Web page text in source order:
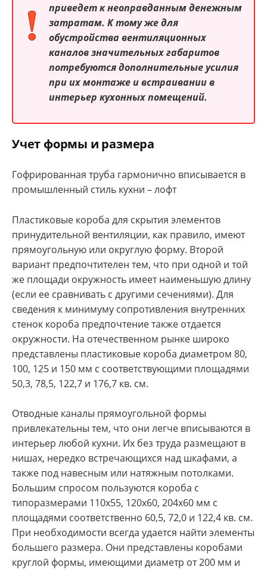
приведет к неоправданным денежным
затратам. К тому же для
обустройства вентиляционных
каналов значительных габаритов
потребуются дополнительные усилия
при их монтаже и встраивании в
интерьер кухонных помещений.
Учет формы и размера
Гофрированная труба гармонично вписывается в
промышленный стиль кухни – лофт
Пластиковые короба для скрытия элементов
принудительной вентиляции, как правило, имеют
прямоугольную или округлую форму. Второй
вариант предпочтителен тем, что при одной и той
же площади окружность имеет наименьшую длину
(если ее сравнивать с другими сечениями). Для
сведения к минимуму сопротивления внутренних
стенок короба предпочтение также отдается
окружности. На отечественном рынке широко
представлены пластиковые короба диаметром 80,
100, 125 и 150 мм с соответствующими площадями
50,3, 78,5, 122,7 и 176,7 кв. см.
Отводные каналы прямоугольной формы
привлекательны тем, что они легче вписываются в
интерьер любой кухни. Их без труда размещают в
нишах, нередко встречающихся над шкафами, а
также под навесным или натяжным потолками.
Большим спросом пользуются короба с
типоразмерами 110х55, 120х60, 204х60 мм с
площадями соответственно 60,5, 72,0 и 122,4 кв. см.
При необходимости всегда удается найти элементы
большего размера. Они представлены коробами
круглой формы, имеющими диаметр от 200 мм и